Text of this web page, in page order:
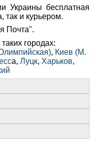
Украины бесплатная
так и курьером.
Почта".
городах:
, Киев (М.
а, Луцк, Харьков,